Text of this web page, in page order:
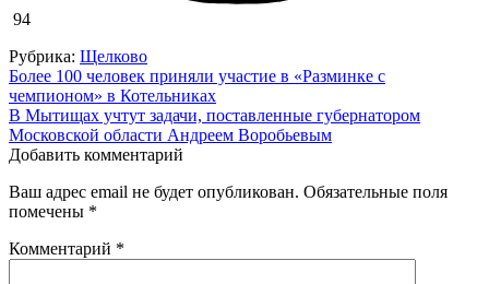
94
Рубрика: Щелково
Навигация
по
записям
Более 100 человек приняли участие в «Разминке с
чемпионом» в Котельниках
В Мытищах учтут задачи, поставленные губернатором
Московской области Андреем Воробьевым
Добавить комментарий
Ваш адрес email не будет опубликован. Обязательные поля
помечены *
Комментарий *